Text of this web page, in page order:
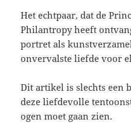
Het echtpaar, dat de
Philantropy heeft
portret als
onvervalste liefde voor
Dit artikel is slechts een
deze liefdevolle
ogen moet gaan zien.